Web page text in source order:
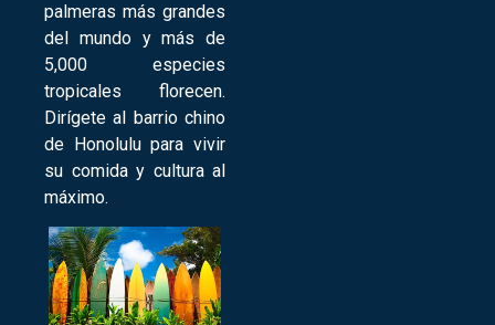
palmeras más grandes
del mundo y más de
5,000 especies
tropicales florecen.
Dirígete al barrio chino
de Honolulu para vivir
su comida y cultura al
máximo.